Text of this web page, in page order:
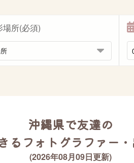
場所(必須)
沖縄県で友達の
るフォトグラファー
(2026年08月09日更新)